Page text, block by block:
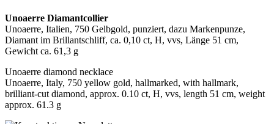
Unoaerre Diamantcollier
Unoaerre, Italien, 750 Gelbgold, punziert, dazu Markenpunze,
Diamant im Brillantschliff, ca. 0,10 ct, H, vvs, Länge 51 cm,
Gewicht ca. 61,3 g
Unoaerre diamond necklace
Unoaerre, Italy, 750 yellow gold, hallmarked, with hallmark,
brilliant-cut diamond, approx. 0.10 ct, H, vvs, length 51 cm, weight
approx. 61.3 g